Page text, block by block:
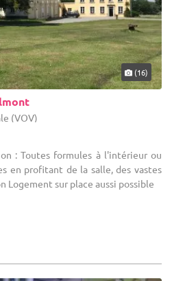
(16)
(VOV)
: Toutes formules à l'intérieur ou
en profitant de la salle, des vastes
Logement sur place aussi possible